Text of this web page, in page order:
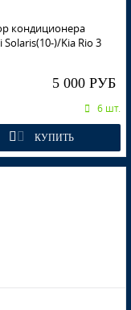
PEARL, 팬텀블랙
кондиционера
)/Kia Rio 3
5 000 РУБ
6 шт.
КУПИТЬ